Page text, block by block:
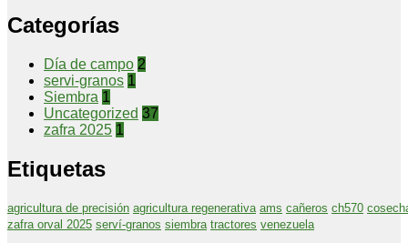
Categorías
Día de campo 2
servi-granos 1
Siembra 1
Uncategorized 37
zafra 2025 1
Etiquetas
agricultura de precisión agricultura regenerativa ams cañeros ch570
zafra orval 2025 serví-granos siembra tractores venezuela